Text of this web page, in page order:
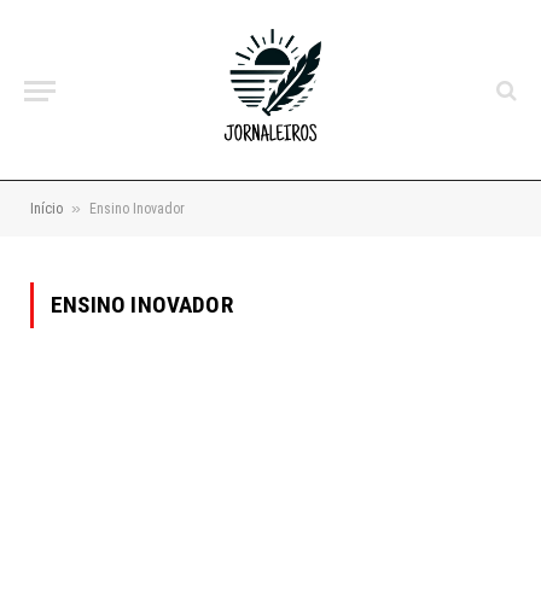
Início » Ensino Inovador
ENSINO INOVADOR